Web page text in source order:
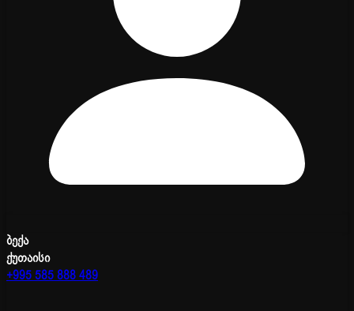
ბექა
ქუთაისი
+995 585 888 489